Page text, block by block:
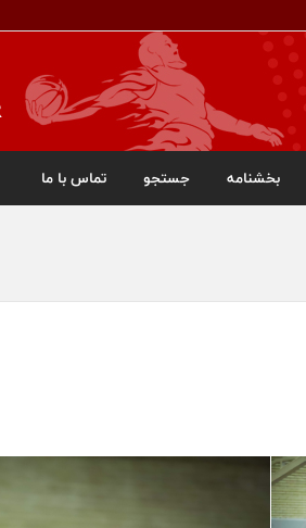
بخشنامه جستجو تماس با ما